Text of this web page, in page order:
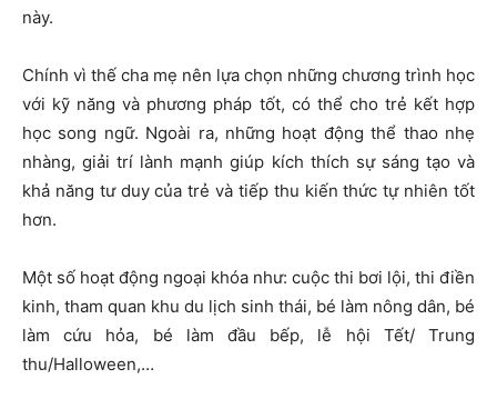
này.
Chính vì thế cha mẹ nên lựa chọn những chương trình học
với kỹ năng và phương pháp tốt, có thể cho trẻ kết hợp
học song ngữ. Ngoài ra, những hoạt động thể thao nhẹ
nhàng, giải trí lành mạnh giúp kích thích sự sáng tạo và
khả năng tư duy của trẻ và tiếp thu kiến thức tự nhiên tốt
hơn.
Một số hoạt động ngoại khóa như: cuộc thi bơi lội, thi điền
kinh, tham quan khu du lịch sinh thái, bé làm nông dân, bé
làm cứu hỏa, bé làm đầu bếp, lễ hội Tết/ Trung
thu/Halloween,…